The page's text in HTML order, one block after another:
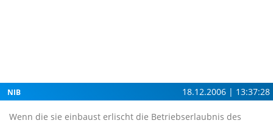
NIB 18.12.2006 | 13:37:28
Wenn die sie einbaust erlischt die Betriebserlaubnis des